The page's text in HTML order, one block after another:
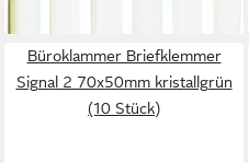
Büroklammer Briefklemmer
Signal 2 70x50mm kristallgrün
(10 Stück)